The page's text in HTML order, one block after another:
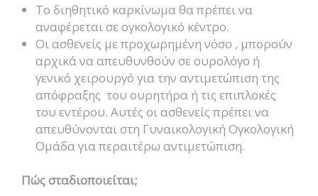
Το διηθητικό καρκίνωμα θα πρέπει να
αναφέρεται σε ογκολογικό κέντρο.
Οι ασθενείς με προχωρημένη νόσο , μπορούν
αρχικά να απευθυνθούν σε ουρολόγο ή
γενικό χειρουργό για την αντιμετώπιση της
απόφραξης του ουρητήρα ή τις επιπλοκές
του εντέρου. Αυτές οι ασθενείς πρέπει να
απευθύνονται στη Γυναικολογική Ογκολογική
Ομάδα για περαιτέρω αντιμετώπιση.
Πώς σταδιοποιείται;